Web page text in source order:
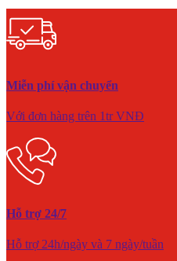
Miễn phí vận chuyển
Với đơn hàng trên 1tr VNĐ
Hỗ trợ 24/7
Hỗ trợ 24h/ngày và 7 ngày/tuần